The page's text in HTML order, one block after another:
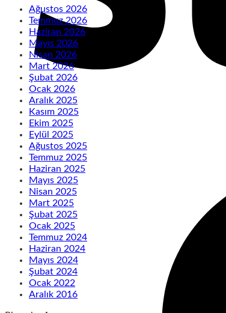
Ağustos 2026
Temmuz 2026
Haziran 2026
Mayıs 2026
Nisan 2026
Mart 2026
Şubat 2026
Ocak 2026
Aralık 2025
Kasım 2025
Ekim 2025
Eylül 2025
Ağustos 2025
Temmuz 2025
Haziran 2025
Mayıs 2025
Nisan 2025
Mart 2025
Şubat 2025
Ocak 2025
Temmuz 2024
Haziran 2024
Mayıs 2024
Şubat 2024
Ocak 2022
Aralık 2016